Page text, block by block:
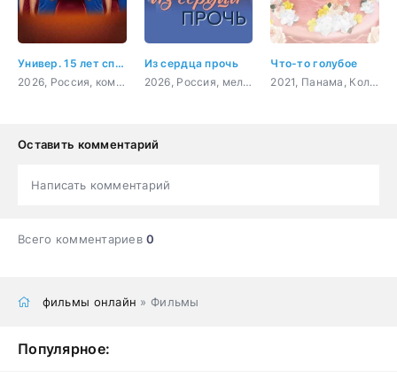
Универ. 15 лет спустя
2026, Россия, комедия
Из сердца прочь
2026, Россия, мелодрама
Что-то голубое
2021, Панама, Колумбия, комедия
Оставить комментарий
Написать комментарий
Всего комментариев0
фильмы онлайн » Фильмы
Популярное: